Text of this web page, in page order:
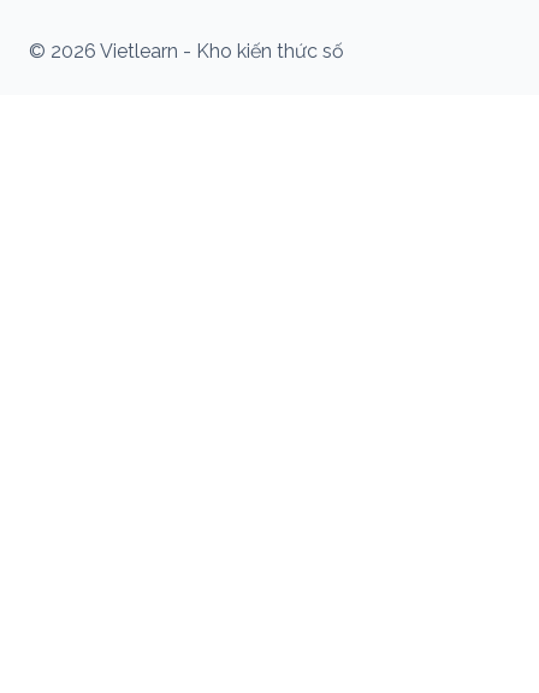
© 2026 Vietlearn - Kho kiến thức số